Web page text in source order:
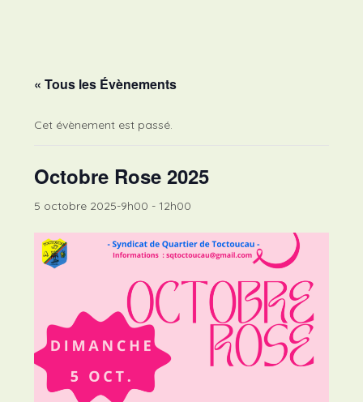
« Tous les Évènements
Cet évènement est passé.
Octobre Rose 2025
5 octobre 2025-9h00 -12h00